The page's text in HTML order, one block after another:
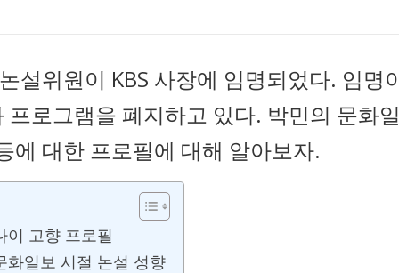
설위원이 KBS 사장에 임명되었다. 임명
로그램을 폐지하고 있다. 박민의 문화
에 대한 프로필에 대해 알아보자.
이 고향 프로필
화일보 시절 논설 성향